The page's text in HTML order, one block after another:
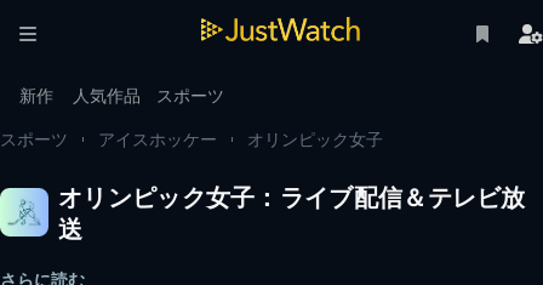
新作 人気作品 スポーツ
スポーツ アイスホッケー オリンピック女子
オリンピック女子：ライブ配信＆テレビ放
送
さらに読む